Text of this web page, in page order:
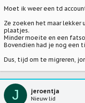
Moet ik weer een td
Ze zoeken het maar
plaatjes.
Minder moeite en een
Bovendien had je nog een
Dus, tijd om te migreren,
J jeroentja
Nieuw lid